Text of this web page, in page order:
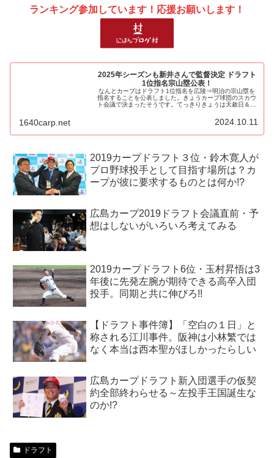
ランキング参加しています！応援お願いします！
2025年シーズンも新井さんで監督決定 ドラフト
1位指名宗山塁公表！
なんとカープはドラフト1位指名を広陵⇒明治の宗山塁を
指名することを公表しました。きょうカープ球団のスカウ
ト会議で決まったそうです。てっきりきょうは天赦日＆大
と思いました。そんなことは置いと...
1640carp.net 2024.10.11
2019カープドラフト３位・鈴木寛人が
プロ野球投手として目指す場所は？カ
ープが彼に要求するものとは何か!?
広島カープ2019ドラフト会議直前・予
想はしないがいろいろ考えてみる
2019カープドラフト6位・玉村昇悟は3
年後に先発左腕が期待できる高卒入団
投手。同期と共に伸びろ!!
【ドラフト事件簿】「空白の１日」と
称される江川事件。阪神は小林繁では
なく本当は西本聖がほしかったらしい
広島カープドラフト新入団選手の仮契
約全部終わらせる～左投手王国誕生な
のか!?
ドラフト